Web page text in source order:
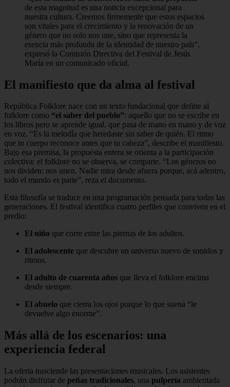
de esta magnitud es una noticia excepcional para
nuestra cultura. Creemos firmemente que estos espacios
son vitales para el crecimiento y la renovación de un
género que no solo nos une, sino que representa la
esencia más profunda de la identidad de nuestro país”,
expresó la Comisión Directiva del Festival de Jesús
María en un comunicado oficial.
El manifiesto que da alma al festival
República Folklore nace con un texto fundacional que define al
folklore como “el saber del pueblo”: aquello que no se escribe en
los libros pero se aprende igual, que pasa de mano en mano y de voz
en voz. “Es la melodía que heredaste sin saber de quién. El ritmo
que tu cuerpo reconoce antes que tu cabeza”, describe el manifiesto.
Bajo esa premisa, la propuesta entera se orienta a la participación
colectiva: el folklore no se observa, se comparte. “Los géneros no
nos dividen: nos unen. Nadie mira desde afuera porque, acá adentro,
todo el mundo es parte”, reza el documento.
Esta filosofía se traduce en una programación pensada para todas las
generaciones. El festival identifica cuatro perfiles que conviven en el
predio:
El niño que corre entre las piernas de los adultos.
El adolescente que descubre un universo nuevo de sonidos y
ritmos.
El adulto de cuarenta años que lleva el folklore encima
desde siempre.
El abuelo que cierra los ojos porque lo que suena “le
devuelve algo enorme”.
Más allá de los escenarios: una
experiencia federal
La oferta trasciende las presentaciones musicales. Los asistentes
podrán disfrutar de peñas tradicionales, una pulpería ambientada